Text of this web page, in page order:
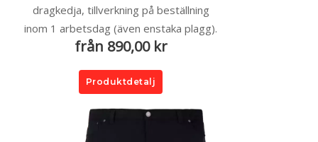
dragkedja, tillverkning på beställning
inom 1 arbetsdag (även enstaka plagg).
från 890,00 kr
Produktdetalj